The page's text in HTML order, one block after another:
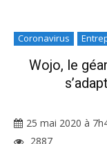
Coronavirus
Wojo, le
25 mai 2020 à
2887